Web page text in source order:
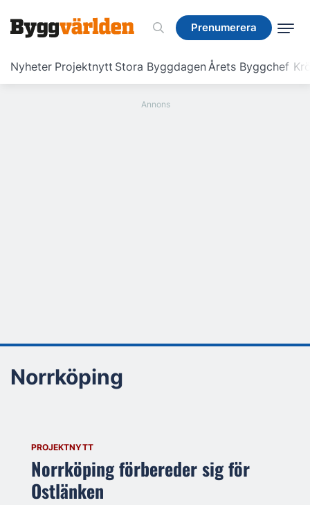
Prenumerera
Nyheter Projektnytt Stora ByggdagenÅrets Byggchef
Prenumerera
Norrköping
PROJEKTNYTT
Norrköping förbereder sig för
Ostlänken